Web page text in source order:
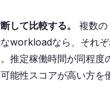
して比較する。
複数
workloadなら、それ
推定稼働時間が同程度
能性スコアが高い方を